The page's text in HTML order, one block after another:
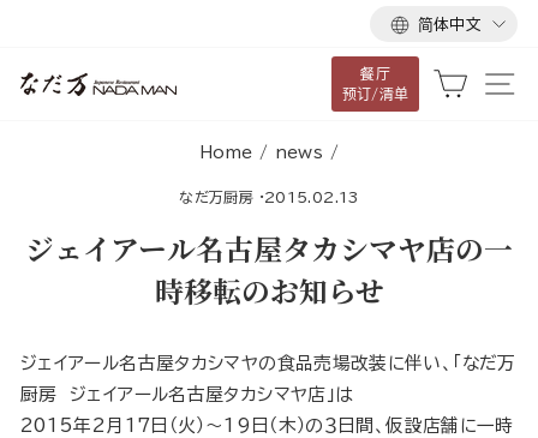
语
言
简体中文
餐厅
预订/清单
大车
Home / news /
なだ万厨房 ·2015.02.13
ジェイアール名古屋タカシマヤ店の一
時移転のお知らせ
ジェイアール名古屋タカシマヤの食品売場改装に伴い、「なだ万
厨房 ジェイアール名古屋タカシマヤ店」は
2015年2月17日（火）〜19日（木）の３日間、仮設店舗に一時